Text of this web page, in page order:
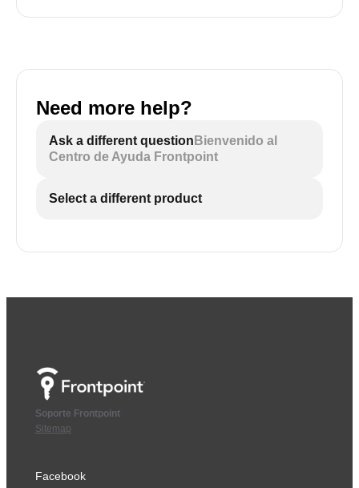
Need more help?
Ask a different question Bienvenido al
Centro de Ayuda Frontpoint
Select a different product
Soporte Frontpoint
Sitemap
Facebook